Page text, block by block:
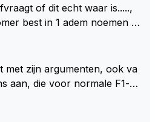
of dit echt waar is.....,
best in 1 adem noemen m
geest. Kan mij voorstellen d
te luisteren maar heb jij
afgevraagd of de dappere b
met zijn argumenten, ook va
aan, die voor normale F1-fa
dough" 🤣